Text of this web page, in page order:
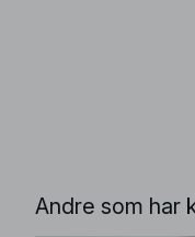
Andre som har